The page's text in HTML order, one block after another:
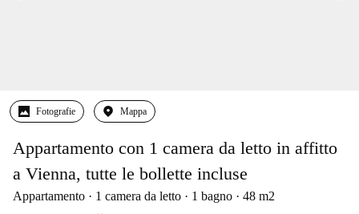
Fotografie Mappa
Appartamento con 1 camera da letto in affitto
a Vienna, tutte le bollette incluse
Appartamento 1 camera da letto 1 bagno 48 m2